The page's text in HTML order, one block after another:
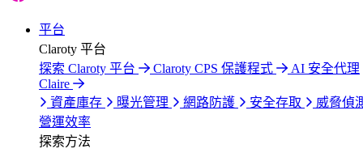
平台
Claroty 平台
探索 Claroty 平台
Claroty CPS 保護程式
AI 安全代理
Claire
資產庫存
曝光管理 網路防護 安全存取
威脅偵
營運效率
探索方法